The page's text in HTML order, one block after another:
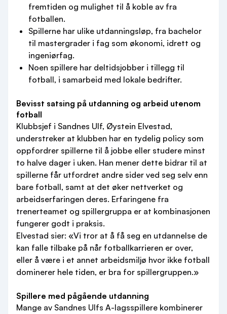
fremtiden og mulighet til å koble av fra
fotballen.
Spillerne har ulike utdanningsløp, fra bachelor
til mastergrader i fag som økonomi, idrett og
ingeniørfag.
Noen spillere har deltidsjobber i tillegg til
fotball, i samarbeid med lokale bedrifter.
Bevisst satsing på utdanning og arbeid utenom
fotball
Klubbsjef i Sandnes Ulf, Øystein Elvestad,
understreker at klubben har en tydelig policy som
oppfordrer spillerne til å jobbe eller studere minst
to halve dager i uken. Han mener dette bidrar til at
spillerne får utfordret andre sider ved seg selv enn
bare fotball, samt at det øker nettverket og
arbeidserfaringen deres. Erfaringene fra
trenerteamet og spillergruppa er at kombinasjonen
fungerer godt i praksis.
Elvestad sier: «Vi tror at å få seg en utdannelse de
kan falle tilbake på når fotballkarrieren er over,
eller å være i et annet arbeidsmiljø hvor ikke fotball
dominerer hele tiden, er bra for spillergruppen.»
Spillere med pågående utdanning
Mange av Sandnes Ulfs A-lagsspillere kombinerer